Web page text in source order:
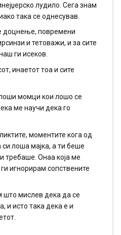
лудило. Сега знам
така се однесував.
доцнење, повремени
и тетоважи, и за сите
ги исеков.
инаетот тоа и сите
момци кои лошо се
ме научи дека го
моментите кога од
лоша мајка, а ти беше
требаше. Онаа која ме
игнорирам сопствените
што мислев дека да се
и исто така дека е и